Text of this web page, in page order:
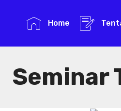
Home
Seminar